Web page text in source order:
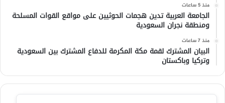
منذ 5 ساعات
الجامعة العربية تدين هجمات الحوثيين على مواقع القوات المسلحة
ومنطقة نجران السعودية
منذ 7 ساعات
البيان المشترك لقمة مكة المكرمة للدفاع المشترك بين السعودية
وتركيا وباكستان